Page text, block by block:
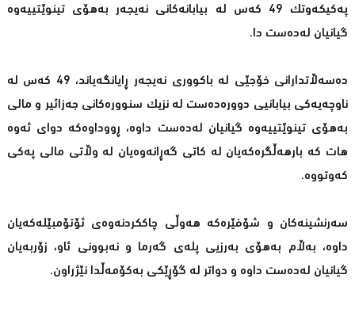
پەكیكەوتك 49 كەس لە بیابانەكانی نەیجەر بەهۆی تینوێتییەوە
گیانیان لەدەست دا.
دەسەڵاتدارانی خۆجێی لە باكووری نەیجەر ڕایانگەیاند، 49 كەس لە
ناوچەیەكی بیابانیی دوورەدەست لە نزیك سنوورەكانی جەزائیر و مالی
بەهۆی تینوێتییەوە گیانیان لەدەست داوە، ڕووداوەكە دوای ئەوە
هات كە بارهەڵگرەكەیان لە كاتی گەڕانەوەیان لە وڵاتی مالی پەكی
كەوتووە.
سەرنشینەكان و شۆفێرەكە هەوڵی چاككردنەوەی ئۆتۆمبێلەكەیان
داوە، بەڵام بەهۆی بەرزیی پلەی گەرما و نەبوونی ئاو، زۆربەیان
گیانیان لەدەست داوە و دواتر لە گۆڕێكی بەكۆمەڵدا نێژراون.